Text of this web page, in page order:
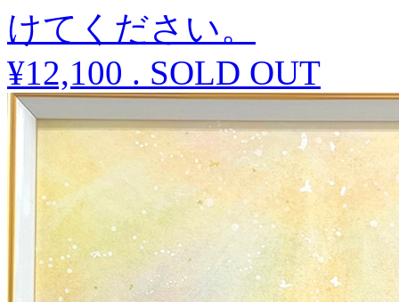
けてください。
¥12,100 . SOLD OUT